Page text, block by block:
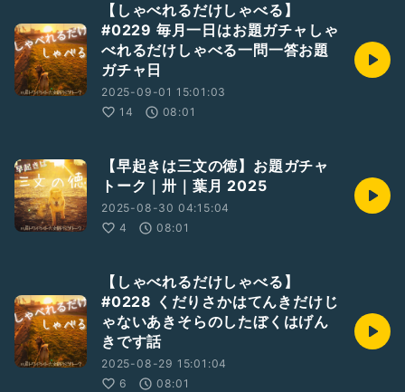
【しゃべれるだけしゃべる】
#0229 毎月一日はお題ガチャしゃ
べれるだけしゃべる一問一答お題
ガチャ日
2025-09-01 15:01:03
14
08:01
【早起きは三文の徳】お題ガチャ
トーク｜卅｜葉月 2025
2025-08-30 04:15:04
4
08:01
【しゃべれるだけしゃべる】
#0228 くだりさかはてんきだけじ
ゃないあきそらのしたぼくはげん
きです話
2025-08-29 15:01:04
6
08:01